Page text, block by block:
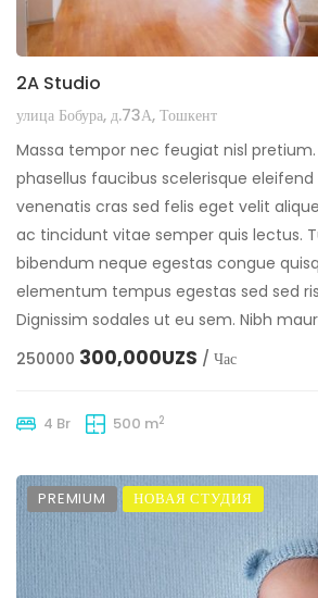
2A Studio
улица Бобура, д.73А, Тошкент
Massa tempor nec feugiat nisl pretium.
phasellus faucibus scelerisque
venenatis cras sed felis eget velit
ac tincidunt vitae semper quis lectus.
bibendum neque egestas congue
elementum tempus egestas sed sed
Dignissim sodales ut eu sem. Nibh
250000 300,000UZS / Час
4 Br 500 m2
PREMIUM НОВАЯ СТУДИЯ